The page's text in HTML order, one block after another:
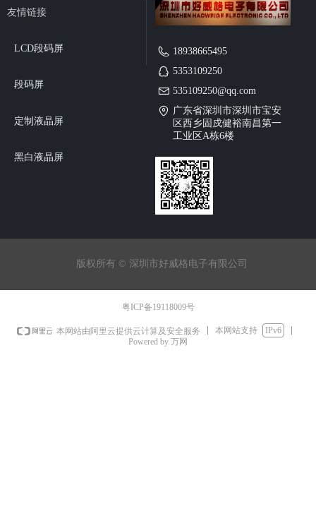
18938665495
5353109250
535109250@qq.com
广东省深圳市深圳市宝安
区西乡固戍健裕南昌第一
工业区A栋6楼
版权所有 © 深圳市好威格电子有限公司
友情链接
LCD段码屏
段码屏
定制液晶屏
黑白液晶屏
粤ICP备19118009号
本网站由阿里云提供云计算及安全服务 本网站支持
IPv6
Powered by 万网